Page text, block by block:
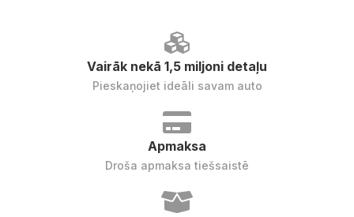
Vairāk nekā 1,5 miljoni detaļu
Pieskaņojiet ideāli savam auto
Apmaksa
Droša apmaksa tiešsaistē